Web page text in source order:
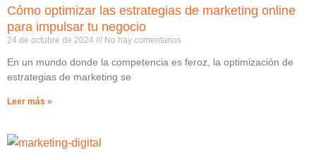
Cómo optimizar las estrategias de marketing online
para impulsar tu negocio
24 de octubre de 2024 No hay comentarios
En un mundo donde la competencia es feroz, la optimización de
estrategias de marketing se
Leer más »